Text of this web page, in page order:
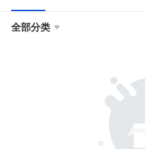
全部分类 